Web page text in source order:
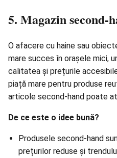
5. Magazin second-
O afacere cu haine sau
mare succes în orașele mici,
calitatea și prețurile
piață mare pentru produse
articole second-hand poate
De ce este o idee bună?
Produsele second-hand
prețurilor reduse și